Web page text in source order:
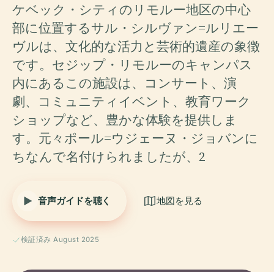
ケベック・シティのリモルー地区の中心
部に位置するサル・シルヴァン=ルリエー
ヴルは、文化的な活力と芸術的遺産の象徴
です。セジップ・リモルーのキャンパス
内にあるこの施設は、コンサート、演
劇、コミュニティイベント、教育ワーク
ショップなど、豊かな体験を提供しま
す。元々ポール=ウジェーヌ・ジョバンに
ちなんで名付けられましたが、2
音声ガイドを聴く 地図を見る
検証済み August 2025